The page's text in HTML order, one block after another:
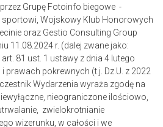
Grupę Fotoinfo biegowe -
Wojskowy Klub Honorowych
oraz Gestio Consulting Group
11.08.2024 r. (dalej zwane jako:
81 ust. 1 ustawy z dnia 4 lutego
prawach pokrewnych (t.j. Dz.U. z 2022
Wydarzenia wyraża zgodę na
nieograniczone ilościowo,
zwielokrotnianie
wizerunku, w całości i we